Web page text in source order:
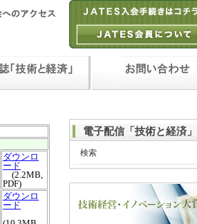
電子配信「技術と経済」
検索